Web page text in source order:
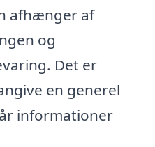
afhænger af
og
Det er
en generel
informationer